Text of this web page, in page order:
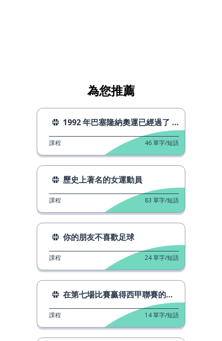
為您推薦
1992 年巴塞隆納奧運已經過了 30 年
課程 46單字/短語
歷史上著名的女運動員
課程 83 單字/短語
你的朋友不喜歡足球
課程 24單字/短語
在第七場比賽贏得西甲聯賽的球隊
課程 14單字/短語